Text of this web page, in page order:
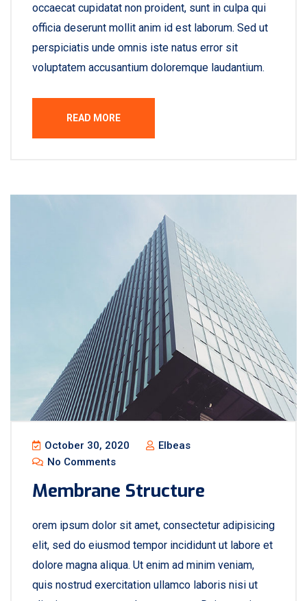
occaecat cupidatat non proident, sunt in culpa qui
officia deserunt mollit anim id est laborum. Sed ut
perspiciatis unde omnis iste natus error sit
voluptatem accusantium doloremque laudantium.
READ MORE
October 30, 2020
Elbeas
No Comments
Membrane Structure
orem ipsum dolor sit amet, consectetur adipisicing
elit, sed do eiusmod tempor incididunt ut labore et
dolore magna aliqua. Ut enim ad minim veniam,
quis nostrud exercitation ullamco laboris nisi ut